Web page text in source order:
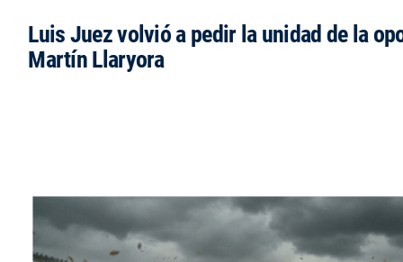
Luis Juez volvió a pedir la unidad de la
Martín Llaryora